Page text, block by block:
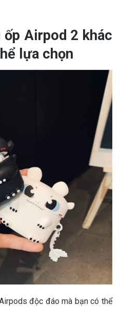
ốp Airpod 2 khác
lựa chọn
độc đáo mà bạn có thể